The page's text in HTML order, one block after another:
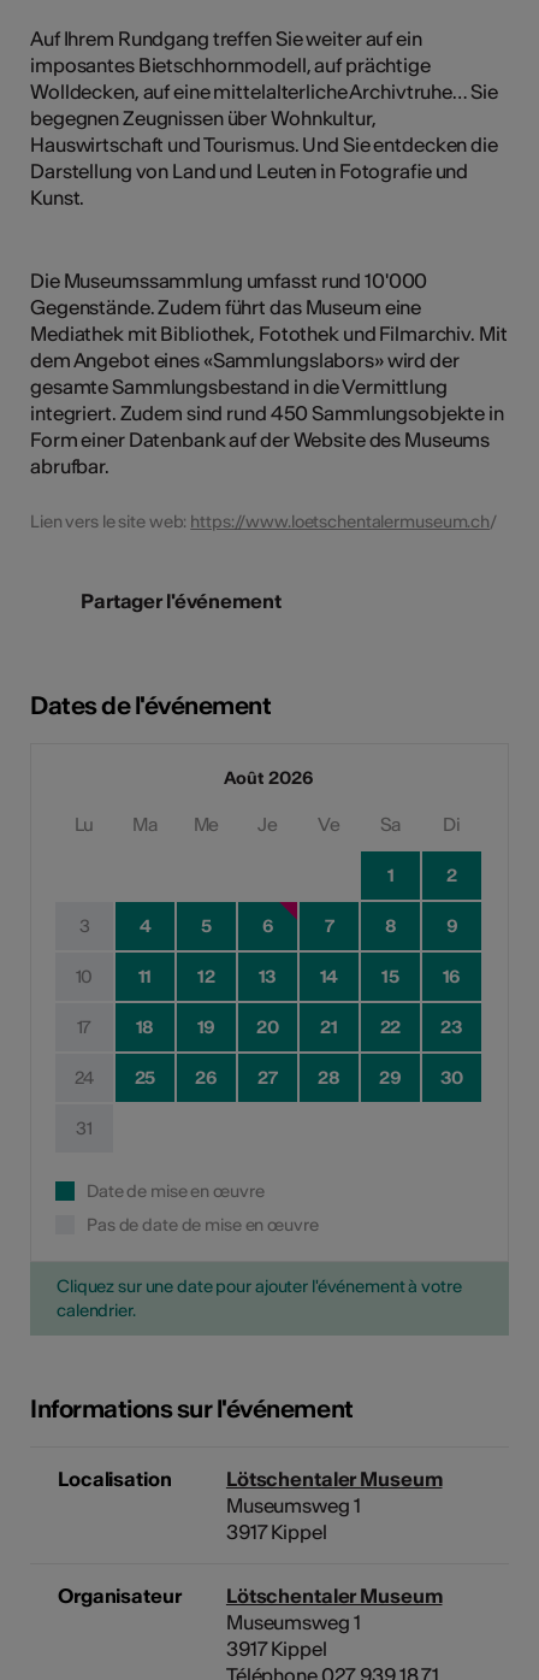
Auf Ihrem Rundgang treffen Sie weiter auf ein
imposantes Bietschhornmodell, auf prächtige
Wolldecken, auf eine mittelalterliche Archivtruhe… Sie
begegnen Zeugnissen über Wohnkultur,
Hauswirtschaft und Tourismus. Und Sie entdecken die
Darstellung von Land und Leuten in Fotografie und
Kunst.
Die Museumssammlung umfasst rund 10'000
Gegenstände. Zudem führt das Museum eine
Mediathek mit Bibliothek, Fotothek und Filmarchiv. Mit
dem Angebot eines «Sammlungslabors» wird der
gesamte Sammlungsbestand in die Vermittlung
integriert. Zudem sind rund 450 Sammlungsobjekte in
Form einer Datenbank auf der Website des Museums
abrufbar.
Lien vers le site web: https://www.loetschentalermuseum.ch/
Partager l'événement
Dates de l'événement
Août 2026
Lu Ma Me Je Ve Sa Di
1 2
3 4 5 6 7 8 9
10 11 12 13 14 15 16
17 18 19 20 21 22 23
24 25 26 27 28 29 30
31
Date de mise en œuvre
Pas de date de mise en œuvre
Cliquez sur une date pour ajouter l'événement à votre
calendrier.
Informations sur l'événement
Localisation
Lötschentaler Museum
Museumsweg 1
3917 Kippel
Organisateur
Lötschentaler Museum
Museumsweg 1
3917 Kippel
Téléphone 027 939 18 71